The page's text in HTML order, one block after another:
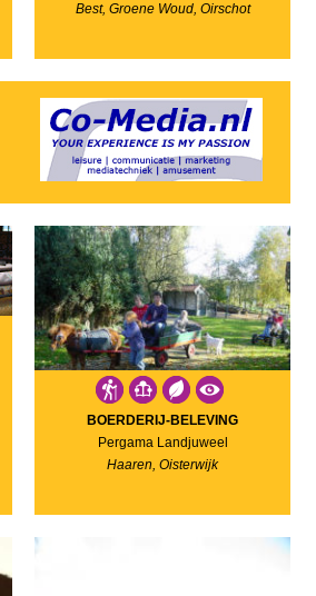
Best, Groene Woud, Oirschot
BOERDERIJ-BELEVING
Pergama Landjuweel
Haaren, Oisterwijk